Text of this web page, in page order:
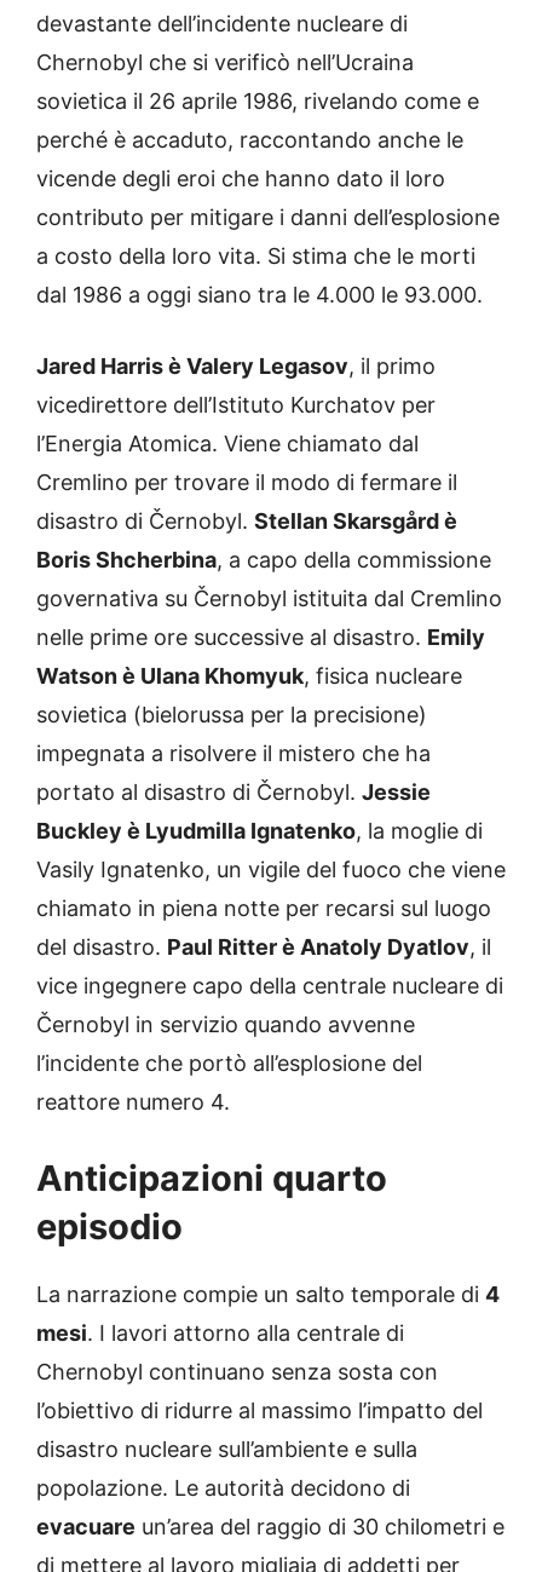
devastante dell’incidente nucleare di
Chernobyl che si verificò nell’Ucraina
sovietica il 26 aprile 1986, rivelando come e
perché è accaduto, raccontando anche le
vicende degli eroi che hanno dato il loro
contributo per mitigare i danni dell’esplosione
a costo della loro vita. Si stima che le morti
dal 1986 a oggi siano tra le 4.000 le 93.000.
Jared Harris è Valery Legasov, il primo
vicedirettore dell’Istituto Kurchatov per
l’Energia Atomica. Viene chiamato dal
Cremlino per trovare il modo di fermare il
disastro di Černobyl. Stellan Skarsgård è
Boris Shcherbina, a capo della commissione
governativa su Černobyl istituita dal Cremlino
nelle prime ore successive al disastro. Emily
Watson è Ulana Khomyuk, fisica nucleare
sovietica (bielorussa per la precisione)
impegnata a risolvere il mistero che ha
portato al disastro di Černobyl. Jessie
Buckley è Lyudmilla Ignatenko, la moglie di
Vasily Ignatenko, un vigile del fuoco che viene
chiamato in piena notte per recarsi sul luogo
del disastro. Paul Ritter è Anatoly Dyatlov, il
vice ingegnere capo della centrale nucleare di
Černobyl in servizio quando avvenne
l’incidente che portò all’esplosione del
reattore numero 4.
Anticipazioni quarto
episodio
La narrazione compie un salto temporale di 4
mesi. I lavori attorno alla centrale di
Chernobyl continuano senza sosta con
l’obiettivo di ridurre al massimo l’impatto del
disastro nucleare sull’ambiente e sulla
popolazione. Le autorità decidono di
evacuare un’area del raggio di 30 chilometri e
di mettere al lavoro migliaia di addetti per